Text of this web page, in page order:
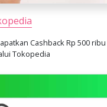
Cashback Rp 500
Tokopedia